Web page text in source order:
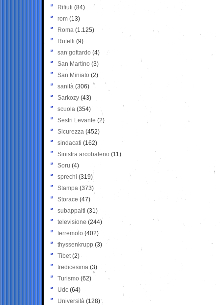
Rifiuti (84)
rom (13)
Roma (1.125)
Rutelli (9)
san gottardo (4)
San Martino (3)
San Miniato (2)
sanità (306)
Sarkozy (43)
scuola (354)
Sestri Levante (2)
Sicurezza (452)
sindacati (162)
Sinistra arcobaleno (11)
Soru (4)
sprechi (319)
Stampa (373)
Storace (47)
subappalti (31)
televisione(244)
terremoto (402)
thyssenkrupp (3)
Tibet(2)
tredicesima (3)
Turismo (62)
Udc (64)
Università (128)